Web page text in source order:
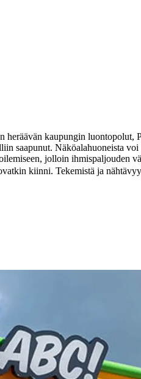
kaupungin
saapunut. Näköalahuoneista
jolloin ihmispaljouden
kiinni. Tekemistä ja